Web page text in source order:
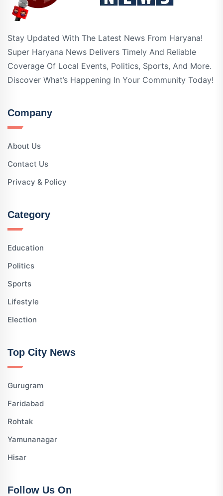
Stay Updated With The Latest News From Haryana!
Super Haryana News Delivers Timely And Reliable
Coverage Of Local Events, Politics, Sports, And More.
Discover What’s Happening In Your Community Today!
Company
About Us
Contact Us
Privacy & Policy
Category
Education
Politics
Sports
Lifestyle
Election
Top City News
Gurugram
Faridabad
Rohtak
Yamunanagar
Hisar
Follow Us On